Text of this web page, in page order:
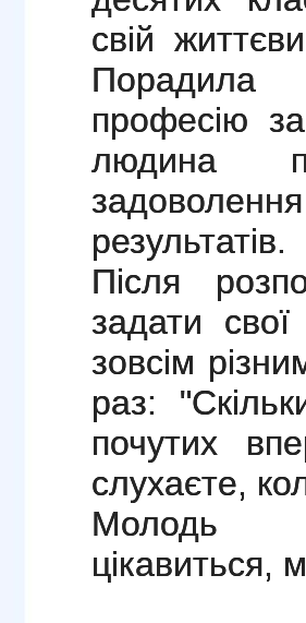
свій
Порадила
професію
людина
результатів.
Після
задати
зовсім
раз:
почутих
слухаєте,
Молодь
цікавиться,